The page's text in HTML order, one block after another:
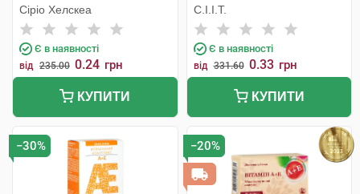
Сіріо Хелскеа
Є в наявності
від 235.00 0.24 грн
КУПИТИ
С.І.І.Т.
Є в наявності
від 331.60 0.33 грн
КУПИТИ
−30% −20%